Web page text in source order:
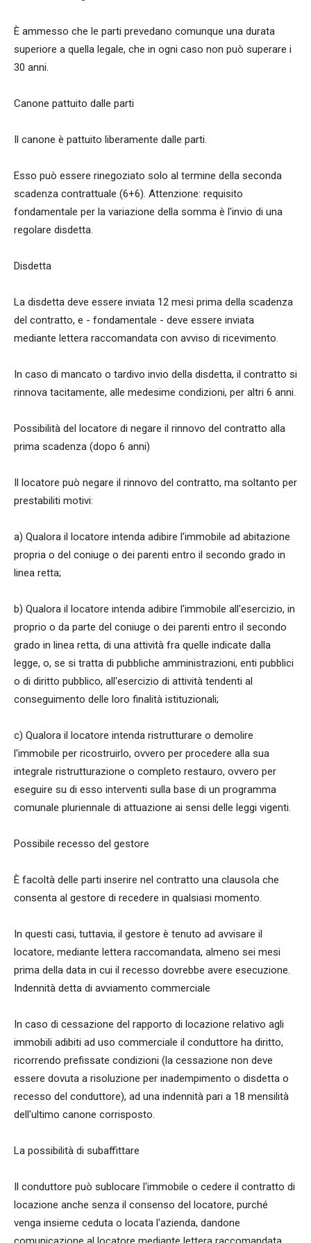
È ammesso che le parti prevedano comunque una durata
superiore a quella legale, che in ogni caso non può superare i
30 anni.
Canone pattuito dalle parti
Il canone è pattuito liberamente dalle parti.
Esso può essere rinegoziato solo al termine della seconda
scadenza contrattuale (6+6). Attenzione: requisito
fondamentale per la variazione della somma è l'invio di una
regolare disdetta.
Disdetta
La disdetta deve essere inviata 12 mesi prima della scadenza
del contratto, e - fondamentale - deve essere inviata
mediante lettera raccomandata con avviso di ricevimento.
In caso di mancato o tardivo invio della disdetta, il contratto si
rinnova tacitamente, alle medesime condizioni, per altri 6 anni.
Possibilità del locatore di negare il rinnovo del contratto alla
prima scadenza (dopo 6 anni)
Il locatore può negare il rinnovo del contratto, ma soltanto per
prestabiliti motivi:
a) Qualora il locatore intenda adibire l'immobile ad abitazione
propria o del coniuge o dei parenti entro il secondo grado in
linea retta;
b) Qualora il locatore intenda adibire l'immobile all'esercizio, in
proprio o da parte del coniuge o dei parenti entro il secondo
grado in linea retta, di una attività fra quelle indicate dalla
legge, o, se si tratta di pubbliche amministrazioni, enti pubblici
o di diritto pubblico, all'esercizio di attività tendenti al
conseguimento delle loro finalità istituzionali;
c) Qualora il locatore intenda ristrutturare o demolire
l'immobile per ricostruirlo, ovvero per procedere alla sua
integrale ristrutturazione o completo restauro, ovvero per
eseguire su di esso interventi sulla base di un programma
comunale pluriennale di attuazione ai sensi delle leggi vigenti.
Possibile recesso del gestore
È facoltà delle parti inserire nel contratto una clausola che
consenta al gestore di recedere in qualsiasi momento.
In questi casi, tuttavia, il gestore è tenuto ad avvisare il
locatore, mediante lettera raccomandata, almeno sei mesi
prima della data in cui il recesso dovrebbe avere esecuzione.
Indennità detta di avviamento commerciale
In caso di cessazione del rapporto di locazione relativo agli
immobili adibiti ad uso commerciale il conduttore ha diritto,
ricorrendo prefissate condizioni (la cessazione non deve
essere dovuta a risoluzione per inadempimento o disdetta o
recesso del conduttore), ad una indennità pari a 18 mensilità
dell'ultimo canone corrisposto.
La possibilità di subaffittare
Il conduttore può sublocare l'immobile o cedere il contratto di
locazione anche senza il consenso del locatore, purché
venga insieme ceduta o locata l'azienda, dandone